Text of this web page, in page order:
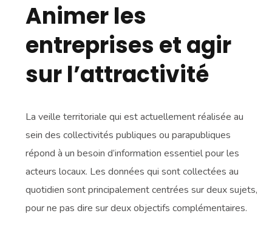
Animer les
entreprises et agir
sur l’attractivité
La veille territoriale qui est actuellement réalisée au
sein des collectivités publiques ou parapubliques
répond à un besoin d’information essentiel pour les
acteurs locaux. Les données qui sont collectées au
quotidien sont principalement centrées sur deux sujets,
pour ne pas dire sur deux objectifs complémentaires.